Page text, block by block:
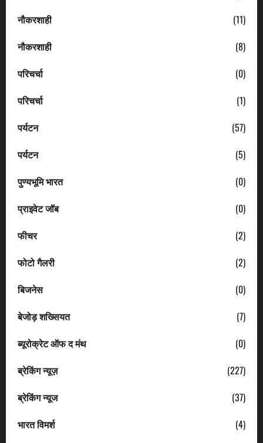
नौकरशाही
(11)
नौकरशाही
(8)
परिचर्चा
(0)
परिचर्चा
(1)
पर्यटन
(57)
पर्यटन
(5)
पुण्यभूमि भारत
(0)
प्राइवेट जॉब
(0)
फीचर
(2)
फोटो गैलरी
(2)
बिजनेस
(0)
बेजोड़ शख्सियत
(7)
ब्यूरोक्रेट ऑफ द मंथ
(0)
ब्रेकिंग न्यूज़
(227)
ब्रेकिंग न्यूज
(37)
भारत विमर्श
(4)